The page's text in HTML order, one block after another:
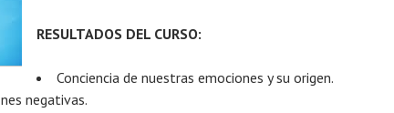
RESULTADOS DEL CURSO:
Conciencia de nuestras emociones y su origen.
negativas.